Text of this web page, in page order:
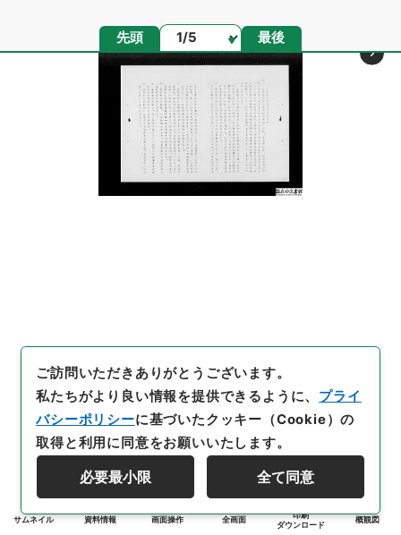
先頭 ページ 最後
サムネイル 資料情報 画面操作 全画面
印刷
ダウンロード
概観図
ご訪問いただきありがとうございます。
私たちがより良い情報を提供できるように、 プライ
バシーポリシーに基づいたクッキー（Cookie）の
取得と利用に同意をお願いいたします。
必要最小限 全て同意